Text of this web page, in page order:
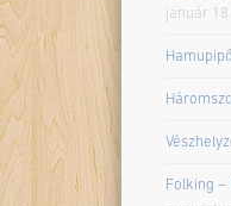
január
Folking –